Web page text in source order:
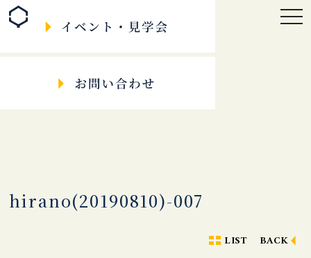
hirano(20190810)-007
LIST BACK